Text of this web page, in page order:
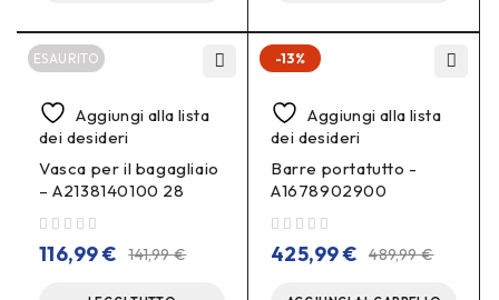
ESAURITO
Aggiungi alla lista
dei desideri
Vasca per il bagagliaio
– A2138140100 28
141,99€
116,99€
-13%
Aggiungi alla lista
dei desideri
Barre portatutto -
A1678902900
489,99€
425,99€